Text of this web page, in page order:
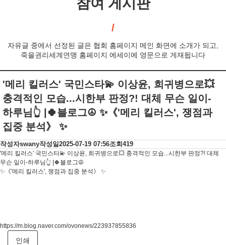
자유글 중에서 선정된 글은 협회 홈페이지 메인 화면에 소개가 되고,
죽을권리세계연맹 홈페이지 에세이에 영문으로 게재됩니다
'메리 킬러스' 국민스타💫 이상윤, 희귀병으로💥
충격적인 모습...시한부 판정?! 대체 무슨 일이-
하루님👆 |🍀블로그☮️ ✨️《'메리 킬러스', 쟁점과
집중 분석》 ✨
작성자swany작성일 2025-07-19 07:56조회 419
'메리 킬러스' 국민스타💫 이상윤, 희귀병으로💥 충격적인 모습...시한부 판정?! 대체
무슨 일이-하루님👆 |🍀블로그☮️
✨️《'메리 킬러스', 쟁점과 집중 분석》 ✨
https://m.blog.naver.com/ovonews/223937855836
인쇄